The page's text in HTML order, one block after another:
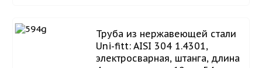
Труба из нержавеющей стали
Uni-fitt: AISI 304 1.4301,
электросварная, штанга, длина